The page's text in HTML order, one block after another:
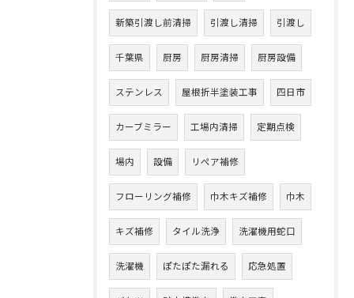
新築引渡し前清掃 引渡し清掃 引渡し
千葉県 厨房 厨房清掃 厨房設備
ステンレス 屋根折半塗装工事 四日市
カーブミラー 工場内清掃 定期点検
場内 設備 リペア補修
フローリング補修 巾木キズ補修 巾木
キズ補修 タイル洗浄 洗濯機用蛇口
洗濯機 ぽたぽた漏れる 応急処置